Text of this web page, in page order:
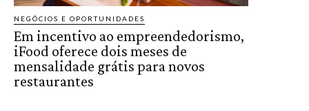
NEGÓCIOS E OPORTUNIDADES
Em incentivo ao empreendedorismo,
iFood oferece dois meses de
mensalidade grátis para novos
restaurantes